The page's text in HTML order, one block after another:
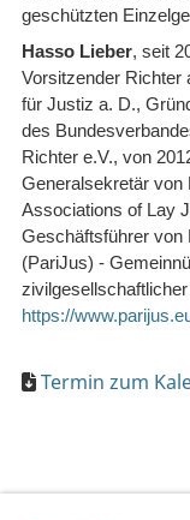
geschützten
Hasso Lieber, seit
Vorsitzender Richter
für Justiz a. D.,
des
Richter e.V., von
Generalsekretär von
Associations of Lay
Geschäftsführer von
(PariJus) -
https://
Termin zum